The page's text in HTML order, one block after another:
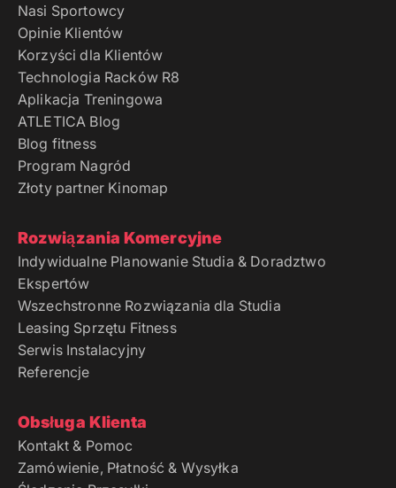
Nasi Sportowcy
Opinie Klientów
Korzyści dla Klientów
Technologia Racków R8
Aplikacja Treningowa
ATLETICA Blog
Blog fitness
Program Nagród
Złoty partner Kinomap
Rozwiązania Komercyjne
Indywidualne Planowanie Studia & Doradztwo
Ekspertów
Wszechstronne Rozwiązania dla Studia
Leasing Sprzętu Fitness
Serwis Instalacyjny
Referencje
Obsługa Klienta
Kontakt & Pomoc
Zamówienie, Płatność & Wysyłka